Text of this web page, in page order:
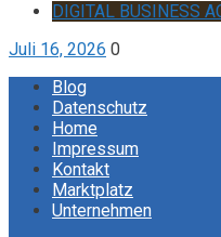
DIGITAL BUSINESS
Juli 16, 2026 0
Blog
Datenschutz
Home
Impressum
Kontakt
Marktplatz
Unternehmen